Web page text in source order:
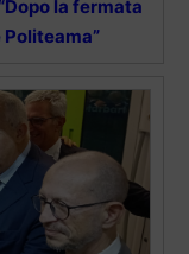
la fermata